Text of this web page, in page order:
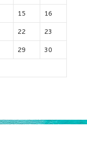
15 16
22 23
29 30